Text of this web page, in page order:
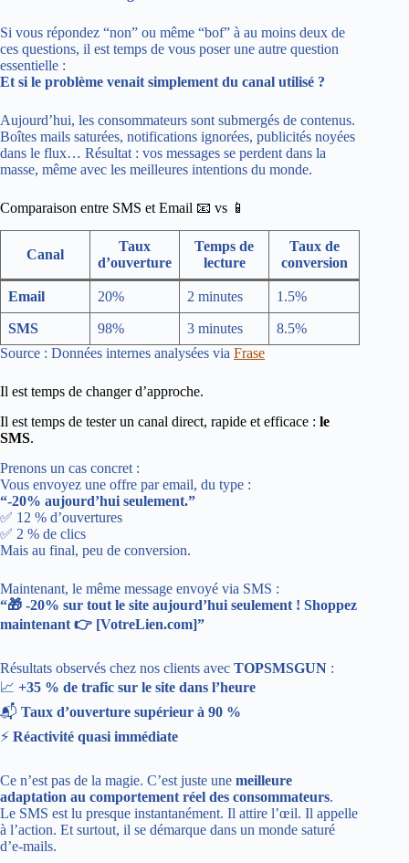
Si vous répondez “non” ou même “bof” à au moins deux de
ces questions, il est temps de vous poser une autre question
essentielle :
Et si le problème venait simplement du canal utilisé ?
Aujourd’hui, les consommateurs sont submergés de contenus.
Boîtes mails saturées, notifications ignorées, publicités noyées
dans le flux… Résultat : vos messages se perdent dans la
masse, même avec les meilleures intentions du monde.
Comparaison entre SMS et Email 📧 vs 📱
Canal
Taux
d’ouverture
Temps de
lecture
Taux de
conversion
Email 20% 2 minutes 1.5%
SMS 98% 3 minutes
8.5%
Source : Données internes analysées via Frase
Il est temps de changer d’approche.
Il est temps de tester un canal direct, rapide et efficace : le
SMS.
Prenons un cas concret :
Vous envoyez une offre par email, du type :
“-20% aujourd’hui seulement.”
✅ 12 % d’ouvertures
✅ 2 % de clics
Mais au final, peu de conversion.
Maintenant, le même message envoyé via SMS :
“🎁 -20% sur tout le site aujourd’hui seulement ! Shoppez
maintenant 👉 [VotreLien.com]”
Résultats observés chez nos clients avec TOPSMSGUN :
📈 +35 % de trafic sur le site dans l’heure
📬 Taux d’ouverture supérieur à 90 %
⚡ Réactivité quasi immédiate
Ce n’est pas de la magie. C’est juste une meilleure
adaptation au comportement réel des consommateurs.
Le SMS est lu presque instantanément. Il attire l’œil. Il appelle
à l’action. Et surtout, il se démarque dans un monde saturé
d’e-mails.